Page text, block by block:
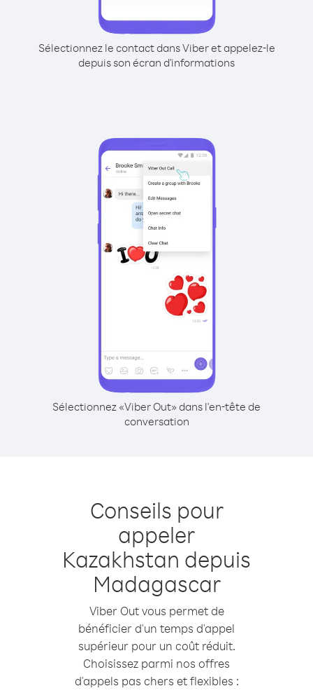
Sélectionnez le contact dans Viber et appelez-le
depuis son écran d'informations
Sélectionnez «Viber Out» dans l'en-tête de
conversation
Conseils pour
appeler
Kazakhstan depuis
Madagascar
Viber Out vous permet de
bénéficier d'un temps d'appel
supérieur pour un coût réduit.
Choisissez parmi nos offres
d'appels pas chers et flexibles :